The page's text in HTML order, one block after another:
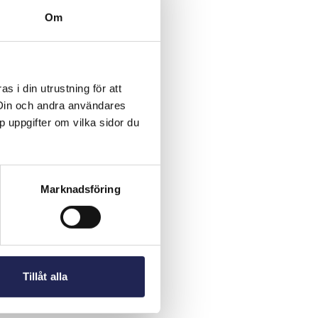
Om
i din utrustning för att
och andra användares
uppgifter om vilka sidor du
Marknadsföring
Tillåt alla